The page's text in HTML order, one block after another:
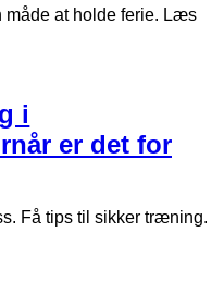
måde at holde ferie. Læs
i
er det for
Få tips til sikker træning.